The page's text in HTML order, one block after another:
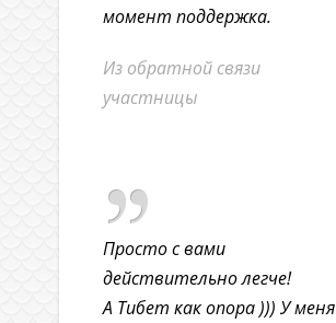
момент поддержка.
Из обратной связи
участницы
Просто с вами
действительно легче!
А Тибет как опора ))) У меня